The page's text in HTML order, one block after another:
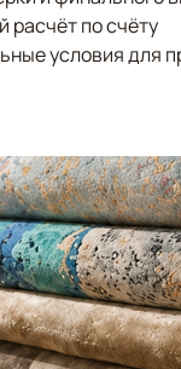
расчёт по счёту
условия для